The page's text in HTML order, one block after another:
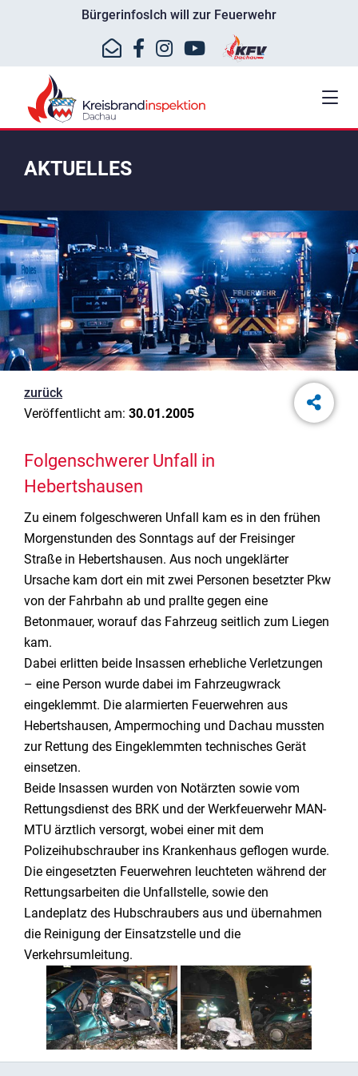
BürgerinfosIch will zur Feuerwehr
AKTUELLES
zurück
Veröffentlicht am: 30.01.2005
Folgenschwerer Unfall in
Hebertshausen
Zu einem folgeschweren Unfall kam es in den frühen
Morgenstunden des Sonntags auf der Freisinger
Straße in Hebertshausen. Aus noch ungeklärter
Ursache kam dort ein mit zwei Personen besetzter Pkw
von der Fahrbahn ab und prallte gegen eine
Betonmauer, worauf das Fahrzeug seitlich zum Liegen
kam.
Dabei erlitten beide Insassen erhebliche Verletzungen
– eine Person wurde dabei im Fahrzeugwrack
eingeklemmt. Die alarmierten Feuerwehren aus
Hebertshausen, Ampermoching und Dachau mussten
zur Rettung des Eingeklemmten technisches Gerät
einsetzen.
Beide Insassen wurden von Notärzten sowie vom
Rettungsdienst des BRK und der Werkfeuerwehr MAN-
MTU ärztlich versorgt, wobei einer mit dem
Polizeihubschrauber ins Krankenhaus geflogen wurde.
Die eingesetzten Feuerwehren leuchteten während der
Rettungsarbeiten die Unfallstelle, sowie den
Landeplatz des Hubschraubers aus und übernahmen
die Reinigung der Einsatzstelle und die
Verkehrsumleitung.